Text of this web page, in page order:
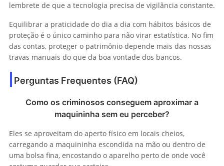
lembrete de que a tecnologia precisa de vigilância constante.
Equilibrar a praticidade do dia a dia com hábitos básicos de
proteção é o único caminho para não virar estatística. No fim
das contas, proteger o patrimônio depende mais das nossas
travas manuais do que da boa vontade dos bancos.
Perguntas Frequentes (FAQ)
Como os criminosos conseguem aproximar a
maquininha sem eu perceber?
Eles se aproveitam do aperto físico em locais cheios,
carregando a maquininha escondida na mão ou dentro de
uma bolsa fina, encostando o aparelho perto de onde você